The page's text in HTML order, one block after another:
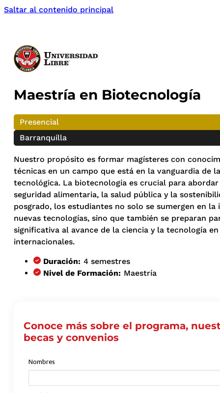
Saltar al contenido principal
Maestría en Biotecnología
Presencial
Barranquilla
Nuestro propósito es formar magísteres con
técnicas en un campo que está en la vanguardia de
tecnológica. La biotecnología es crucial para
seguridad alimentaria, la salud pública y la
posgrado, los estudiantes no solo se sumergen en
nuevas tecnologías, sino que también se preparan
significativa al avance de la ciencia y la tecnología
internacionales.
Duración: 4 semestres
Nivel de Formación: Maestría
Conoce más sobre el programa,
becas y convenios